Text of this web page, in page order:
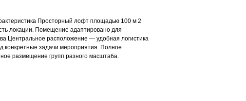
Просторный лофт площадью 100 м 2
локации. Помещение адаптировано для
Центральное расположение — удобная логистика
конкретные задачи мероприятия. Полное
размещение групп разного масштаба.